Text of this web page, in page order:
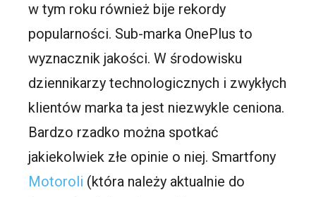
w tym roku również bije rekordy
popularności. Sub-marka OnePlus to
wyznacznik jakości. W środowisku
dziennikarzy technologicznych i zwykłych
klientów marka ta jest niezwykle ceniona.
Bardzo rzadko można spotkać
jakiekolwiek złe opinie o niej. Smartfony
Motoroli (która należy aktualnie do